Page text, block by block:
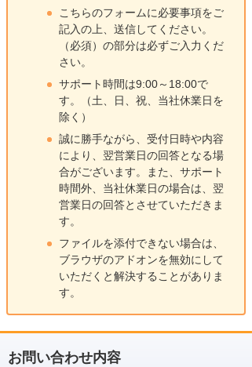
こちらのフォームに必要事項をご
記入の上、送信してください。
（必須）の部分は必ずご入力くだ
さい。
サポート時間は9:00～18:00で
す。（土、日、祝、当社休業日を
除く）
誠に勝手ながら、受付日時や内容
により、翌営業日の回答となる場
合がございます。また、サポート
時間外、当社休業日の場合は、翌
営業日の回答とさせていただきま
す。
ファイルを添付できない場合は、
ブラウザのアドオンを無効にして
いただくと解決することがありま
す。
お問い合わせ内容